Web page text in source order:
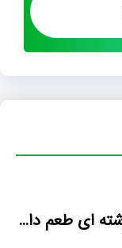
فروش کیلویی پشمک رشته ای طعم دار میوه